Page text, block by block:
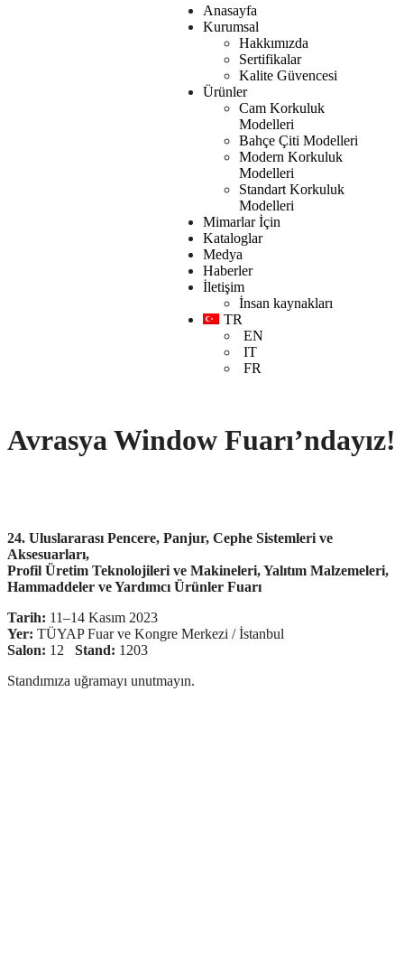
Anasayfa
Kurumsal
Hakkımızda
Sertifikalar
Kalite Güvencesi
Ürünler
Cam Korkuluk
Modelleri
Bahçe Çiti Modelleri
Modern Korkuluk
Modelleri
Standart Korkuluk
Modelleri
Mimarlar İçin
Kataloglar
Medya
Haberler
İletişim
İnsan kaynakları
TR
EN
IT
FR
Avrasya Window Fuarı’ndayız!
24. Uluslararası Pencere, Panjur, Cephe Sistemleri ve
Aksesuarları,
Profil Üretim Teknolojileri ve Makineleri, Yalıtım Malzemeleri,
Hammaddeler ve Yardımcı Ürünler Fuarı
Tarih: 11–14 Kasım 2023
Yer: TÜYAP Fuar ve Kongre Merkezi / İstanbul
Salon: 12 Stand: 1203
Standımıza uğramayı unutmayın.